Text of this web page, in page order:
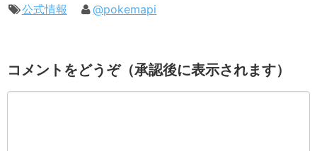
公式情報 @pokemapi
コメントをどうぞ（承認後に表示されます）